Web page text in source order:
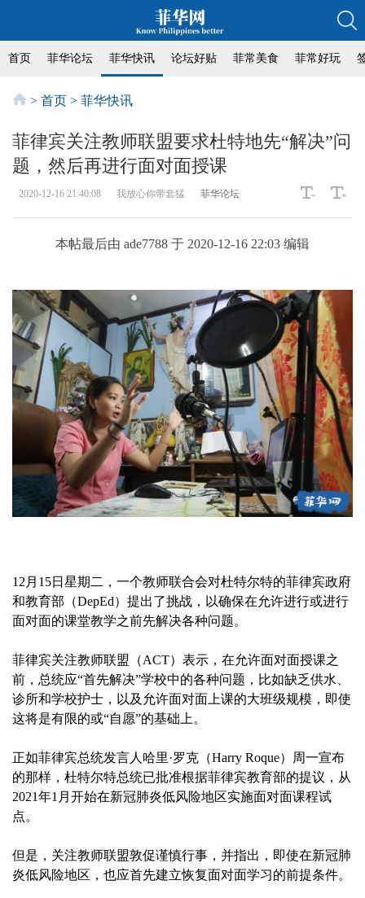
首页 菲华论坛 菲华快讯 论坛好贴 菲常美食 菲常好玩
> 首页 > 菲华快讯
菲律宾关注教师联盟要求杜特地先“解决”问
题，然后再进行面对面授课
2020-12-16 21:40:08 我放心你带套猛 菲华论坛
本帖最后由 ade7788 于 2020-12-16 22:03 编辑
12月15日星期二，一个教师联合会对杜特尔特的菲律宾政府
和教育部（DepEd）提出了挑战，以确保在允许进行或进行
面对面的课堂教学之前先解决各种问题。
菲律宾关注教师联盟（ACT）表示，在允许面对面授课之
前，总统应“首先解决”学校中的各种问题，比如缺乏供水、
诊所和学校护士，以及允许面对面上课的大班级规模，即使
这将是有限的或“自愿”的基础上。
正如菲律宾总统发言人哈里·罗克（Harry Roque）周一宣布
的那样，杜特尔特总统已批准根据菲律宾教育部的提议，从
2021年1月开始在新冠肺炎低风险地区实施面对面课程试
点。
但是，关注教师联盟敦促谨慎行事，并指出，即使在新冠肺
炎低风险地区，也应首先建立恢复面对面学习的前提条件。